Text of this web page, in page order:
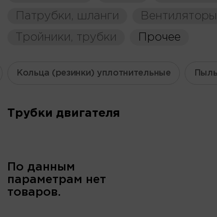
Патрубки, шланги
Тройники, трубки
Прочее
Кольца (резинки) уплотнительные
Трубки двигателя
По данным
параметрам нет
товаров.